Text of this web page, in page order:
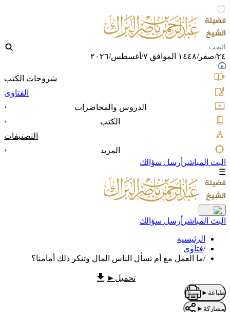
٢٤/صفر/١٤٤٨ الموافق ٧/أغسطس/٢٠٢٦
شروحات الكتب
الفتاوى
الدروس والمحاضرات
‹
الكتب
‹
التصنيفات
المزيد
‹
البث المباشر أرسل سؤالك
☰
البث المباشر أرسل سؤالك
الرئيسية
/فتاوى
/ما العمل مع أم تسأل الناس المال وتنكر ذلك أمامنا؟
تحميل ►
طباعة ►
مشاركة ►